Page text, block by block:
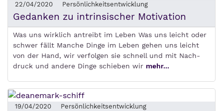
22/04/2020 Persönlichkeitsentwicklung
Gedanken zu intrinsischer Motivation
Was uns wirklich antreibt im Leben Was uns leicht oder
schwer fällt Manche Dinge im Leben gehen uns leicht
von der Hand, wir verfolgen sie schnell und mit Nach­
druck und andere Dinge schieben wir mehr...
19/04/2020 Persönlichkeitsentwicklung